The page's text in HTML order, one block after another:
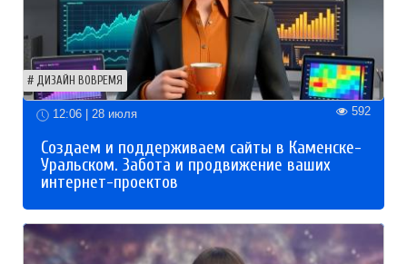
ДИЗАЙН ВОВРЕМЯ
12:06 | 28 июля 592
Создаем и поддерживаем сайты в Каменске-
Уральском. Забота и продвижение ваших
интернет-проектов